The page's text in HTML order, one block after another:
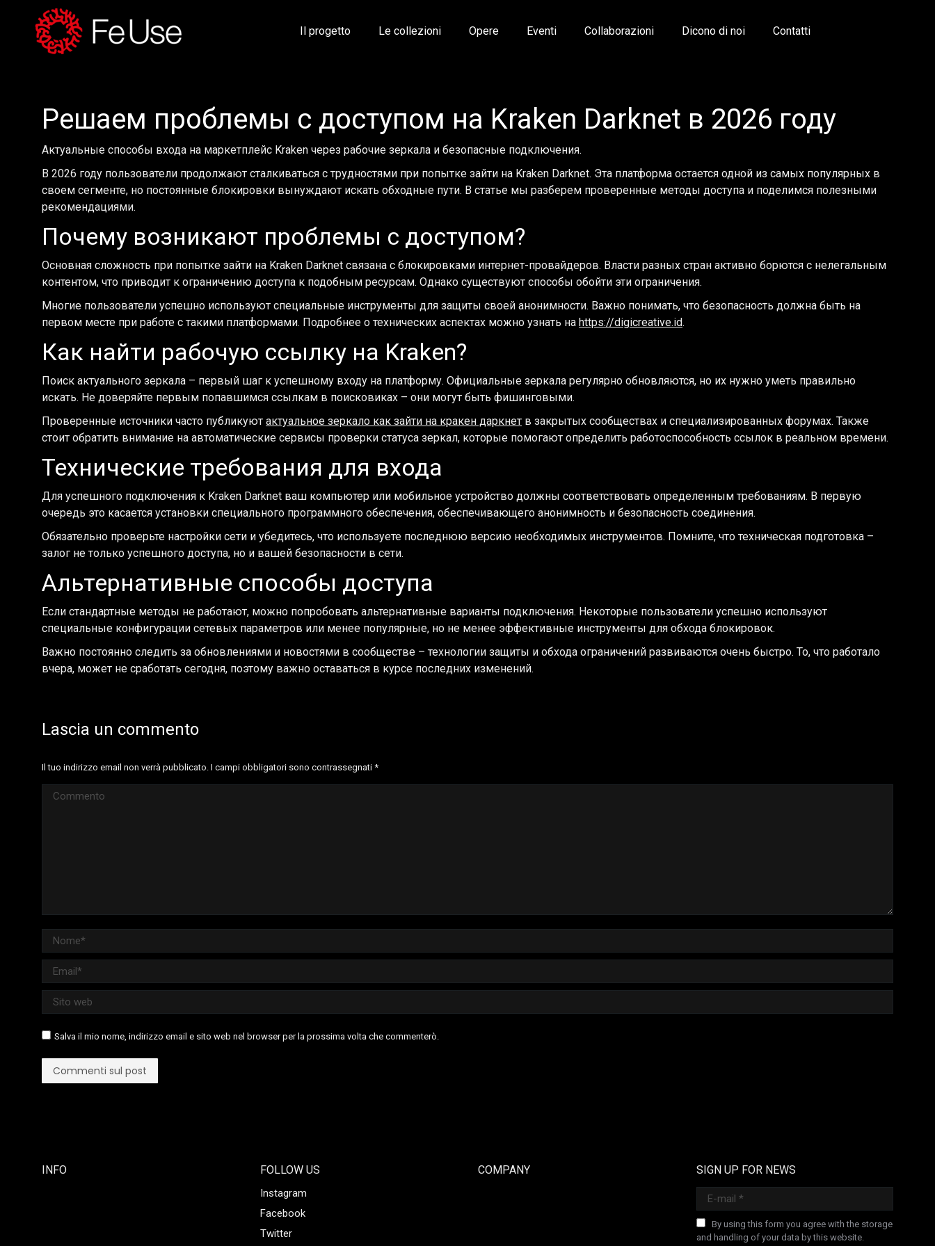
Il progetto Le collezioni Opere Eventi Collaborazioni Dicono di noi Contatti
Решаем проблемы с доступом на Kraken Darknet в 2026 году
Актуальные способы входа на маркетплейс Kraken через рабочие зеркала и безопасные подключения.
В 2026 году пользователи продолжают сталкиваться с трудностями при попытке зайти на Kraken Darknet. Эта платформа остается одной из самых популярных в
своем сегменте, но постоянные блокировки вынуждают искать обходные пути. В статье мы разберем проверенные методы доступа и поделимся полезными
рекомендациями.
Почему возникают проблемы с доступом?
Основная сложность при попытке зайти на Kraken Darknet связана с блокировками интернет-провайдеров. Власти разных стран активно борются с нелегальным
контентом, что приводит к ограничению доступа к подобным ресурсам. Однако существуют способы обойти эти ограничения.
Многие пользователи успешно используют специальные инструменты для защиты своей анонимности. Важно понимать, что безопасность должна быть на
первом месте при работе с такими платформами. Подробнее о технических аспектах можно узнать на https://digicreative.id.
Как найти рабочую ссылку на Kraken?
Поиск актуального зеркала – первый шаг к успешному входу на платформу. Официальные зеркала регулярно обновляются, но их нужно уметь правильно
искать. Не доверяйте первым попавшимся ссылкам в поисковиках – они могут быть фишинговыми.
Проверенные источники часто публикуют актуальное зеркало как зайти на кракен даркнет в закрытых сообществах и специализированных форумах. Также
стоит обратить внимание на автоматические сервисы проверки статуса зеркал, которые помогают определить работоспособность ссылок в реальном времени.
Технические требования для входа
Для успешного подключения к Kraken Darknet ваш компьютер или мобильное устройство должны соответствовать определенным требованиям. В первую
очередь это касается установки специального программного обеспечения, обеспечивающего анонимность и безопасность соединения.
Обязательно проверьте настройки сети и убедитесь, что используете последнюю версию необходимых инструментов. Помните, что техническая подготовка –
залог не только успешного доступа, но и вашей безопасности в сети.
Альтернативные способы доступа
Если стандартные методы не работают, можно попробовать альтернативные варианты подключения. Некоторые пользователи успешно используют
специальные конфигурации сетевых параметров или менее популярные, но не менее эффективные инструменты для обхода блокировок.
Важно постоянно следить за обновлениями и новостями в сообществе – технологии защиты и обхода ограничений развиваются очень быстро. То, что работало
вчера, может не сработать сегодня, поэтому важно оставаться в курсе последних изменений.
Lascia un commento
Il tuo indirizzo email non verrà pubblicato. I campi obbligatori sono contrassegnati *
Commento
Nome *
Email *
Sito web
Salva il mio nome, indirizzo email e sito web nel browser per la prossima volta che commenterò.
Commenti sul post
INFO FOLLOW US
Instagram
Facebook
Twitter
COMPANY SIGN UP FOR NEWS
E-mail *
By using this form you agree with the storage
and handling of your data by this website.